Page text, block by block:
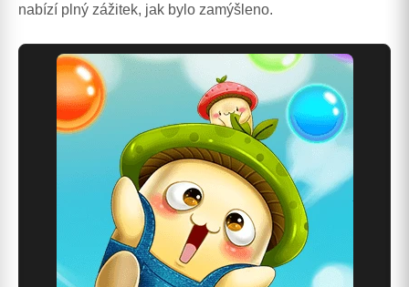
nabízí plný zážitek, jak bylo zamýšleno.